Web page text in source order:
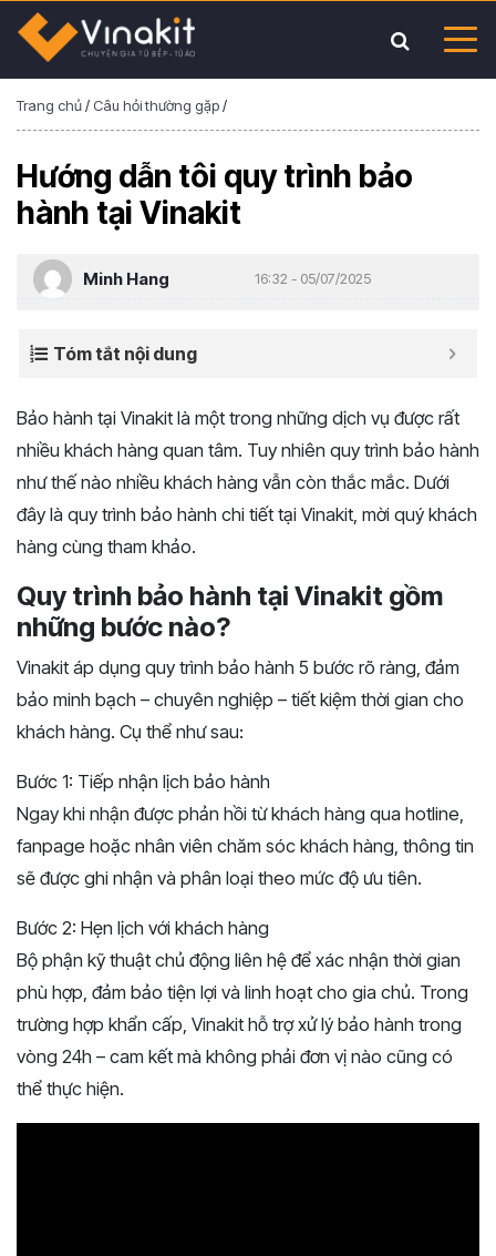
Trang chủ/ Câu hỏi thường gặp/
Hướng dẫn tôi quy trình bảo
hành tại Vinakit
Minh Hang 16:32 - 05/07/2025
Tóm tắt nội dung
Bảo hành tại Vinakit là một trong những dịch vụ được rất
nhiều khách hàng quan tâm. Tuy nhiên quy trình bảo hành
như thế nào nhiều khách hàng vẫn còn thắc mắc. Dưới
đây là quy trình bảo hành chi tiết tại Vinakit, mời quý khách
hàng cùng tham khảo.
Quy trình bảo hành tại Vinakit gồm
những bước nào?
Vinakit áp dụng quy trình bảo hành 5 bước rõ ràng, đảm
bảo minh bạch – chuyên nghiệp – tiết kiệm thời gian cho
khách hàng. Cụ thể như sau:
Bước 1: Tiếp nhận lịch bảo hành
Ngay khi nhận được phản hồi từ khách hàng qua hotline,
fanpage hoặc nhân viên chăm sóc khách hàng, thông tin
sẽ được ghi nhận và phân loại theo mức độ ưu tiên.
Bước 2: Hẹn lịch với khách hàng
Bộ phận kỹ thuật chủ động liên hệ để xác nhận thời gian
phù hợp, đảm bảo tiện lợi và linh hoạt cho gia chủ. Trong
trường hợp khẩn cấp, Vinakit hỗ trợ xử lý bảo hành trong
vòng 24h – cam kết mà không phải đơn vị nào cũng có
thể thực hiện.